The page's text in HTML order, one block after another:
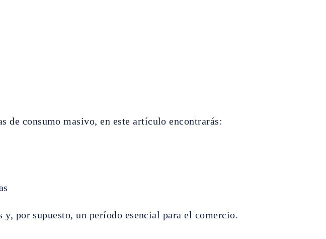
de consumo masivo, en este artículo encontrarás:
por supuesto, un período esencial para el comercio.